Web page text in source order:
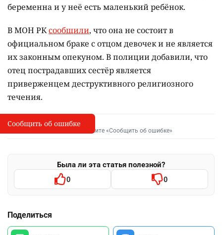
беременна и у неё есть маленький ребёнок.
В МОН РКсообщили, что она не состоит в
официальном браке с отцом девочек и не является
их законным опекуном. В полиции добавили, что
отец пострадавших сестёр является
приверженцем деструктивного религиозного
течения.
I
Сообщить об опечатке
Выделите фрагмент и нажмите «Сообщить об ошибке»
Была ли эта статья полезной?
0 0
Поделиться
Сообщить об ошибке